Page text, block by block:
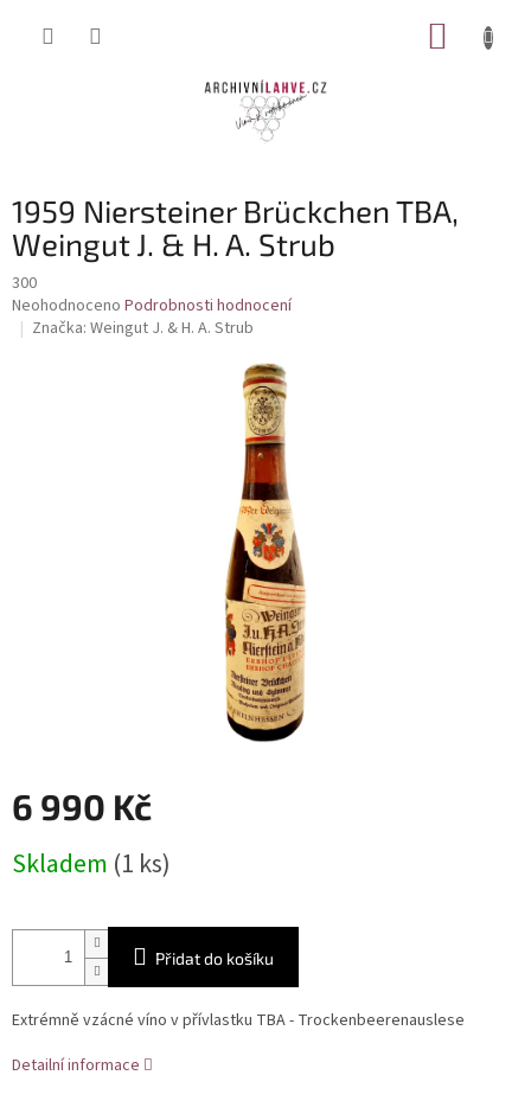
1959 Niersteiner Brückchen TBA,
Weingut J. & H. A. Strub
300
Průměrné
hodnocení
Neohodnoceno Podrobnosti hodnocení
Značka: Weingut J. & H. A. Strub
6 990 Kč
cena:
Skladem (1 ks)
Přidat do košíku
Extrémně vzácné víno v přívlastku TBA - Trockenbeerenauslese
Detailní informace